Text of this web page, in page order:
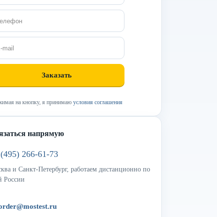
на кнопку, я принимаю условия соглашения
напрямую
266-61-73
и Санкт-Петербург, работаем дистанционно по
России